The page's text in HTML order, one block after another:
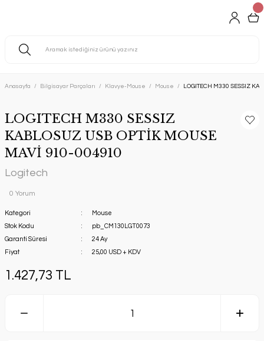
Anasayfa Bilgisayar Parçaları Klavye-Mouse Mouse LOGITECH M330 SESSIZ
LOGITECH M330 SESSIZ
KABLOSUZ USB OPTİK MOUSE
MAVİ 910-004910
Logitech
0 Yorum
Kategori
Mouse
Stok Kodu
pb_CM130LGT0073
Garanti Süresi
24 Ay
Fiyat
25,00 USD + KDV
1.427,73 TL